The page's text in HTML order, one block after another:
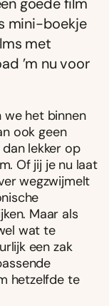
mini-boekje
met
’m nu voor
we het binnen
ook geen
lekker op
Of jij je nu laat
wegzwijmelt
Maar als
wat te
een zak
hetzelfde te